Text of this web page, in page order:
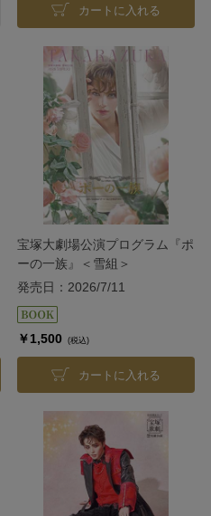
カートに入れる
宝塚大劇場公演プログラム『ポ
ーの一族』＜雪組＞
発売日：2026/7/11
￥1,500 (税込)
カートに入れる